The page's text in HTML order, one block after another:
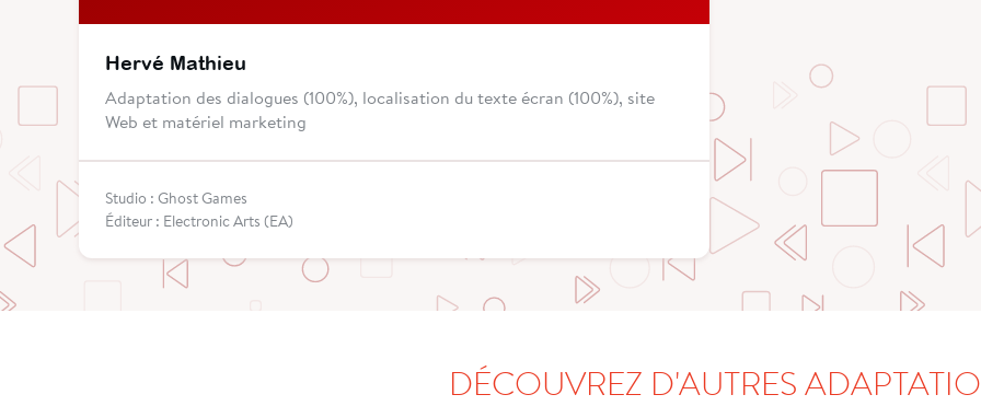
Hervé Mathieu
Adaptation des dialogues (100%), localisation du texte écran (100%), site
Web et matériel marketing
Studio : Ghost Games
Éditeur : Electronic Arts (EA)
DÉCOUVREZ D'AUTRES